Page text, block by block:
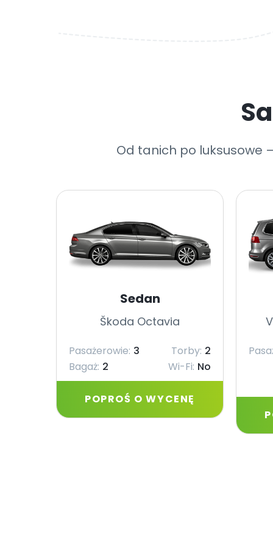
Od tanich po luksusowe
Sedan
Škoda Octavia
Pasażerowie: 3 Torby: 2
Bagaż: 2 Wi-Fi: No
POPROŚ O WYCENĘ